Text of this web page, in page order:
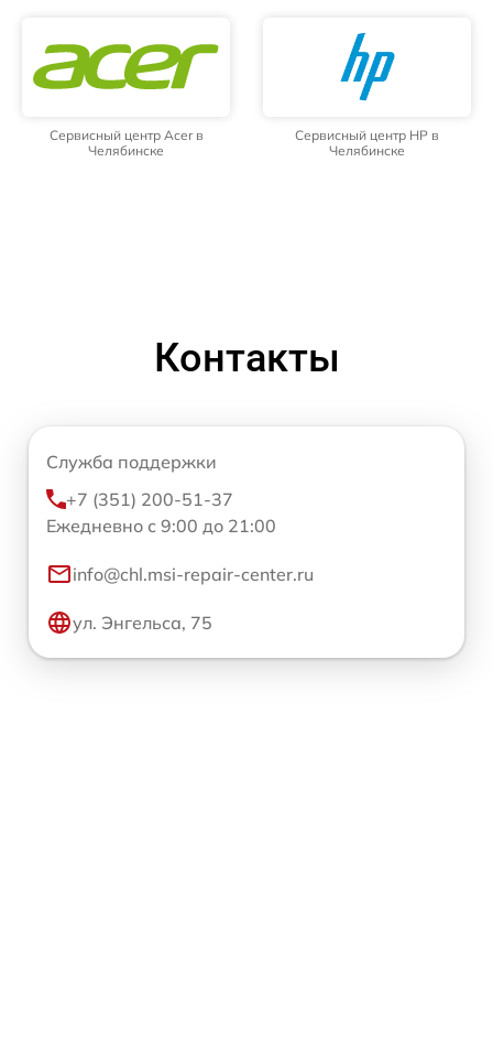
Сервисный центр Acer в
Челябинске
Сервисный центр HP в
Челябинске
Контакты
Служба поддержки
+7 (351) 200-51-37
Ежедневно с 9:00 до 21:00
info@chl.msi-repair-center.ru
ул. Энгельса, 75